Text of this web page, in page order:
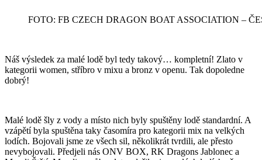
FOTO: FB CZECH DRAGON BOAT ASSOCIATION –
Náš výsledek za malé lodě byl tedy takový… kompletní! Zlato v
kategorii women, stříbro v mixu a bronz v openu. Tak dopoledne
dobrý!
Malé lodě šly z vody a místo nich byly spuštěny lodě standardní. A
vzápětí byla spuštěna taky časomíra pro kategorii mix na velkých
lodích. Bojovali jsme ze všech sil, několikrát tvrdili, ale přesto
nevybojovali. Předjeli nás ONV BOX, RK Dragons Jablonec a